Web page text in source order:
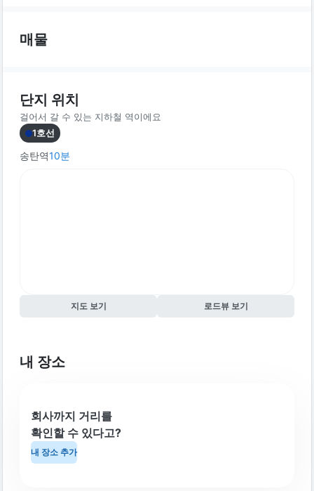
매물
단지 위치
걸어서 갈 수 있는 지하철 역이에요
1호선
송탄역10분
지도 보기 로드뷰 보기
내 장소
회사까지 거리를
확인할 수 있다고?
내 장소 추가